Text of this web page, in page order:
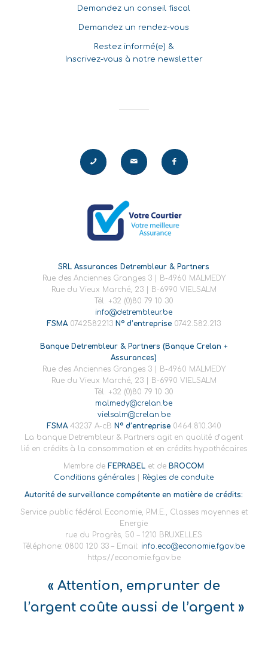
Demandez un conseil fiscal
Demandez un rendez-vous
Restez informé(e) &
Inscrivez-vous à notre newsletter
SRL Assurances Detrembleur & Partners
Rue des Anciennes Granges 3 | B-4960 MALMEDY
Rue du Vieux Marché, 23 | B-6990 VIELSALM
Tél. +32 (0)80 79 10 30
info@detrembleur.be
FSMA0742582213 N° d’entreprise 0742.582.213
Banque Detrembleur & Partners (Banque Crelan +
Assurances)
Rue des Anciennes Granges 3 | B-4960 MALMEDY
Rue du Vieux Marché, 23 | B-6990 VIELSALM
Tél. +32 (0)80 79 10 30
malmedy@crelan.be
vielsalm@crelan.be
FSMA43237 A-cB N° d’entreprise 0464.810.340
La banque Detrembleur & Partners agit en qualité d’agent
lié en crédits à la consommation et en crédits hypothécaires
Membre de FEPRABEL et de BROCOM
Conditions générales
Règles de conduite
Autorité de surveillance compétente en matière de crédits:
Service public fédéral Economie, P.M.E., Classes moyennes et
Energie
rue du Progrès, 50 – 1210 BRUXELLES
Téléphone: 0800 120 33 – Email: info.eco@economie.fgov.be
https://economie.fgov.be
« Attention, emprunter de
l’argent coûte aussi de l’argent »